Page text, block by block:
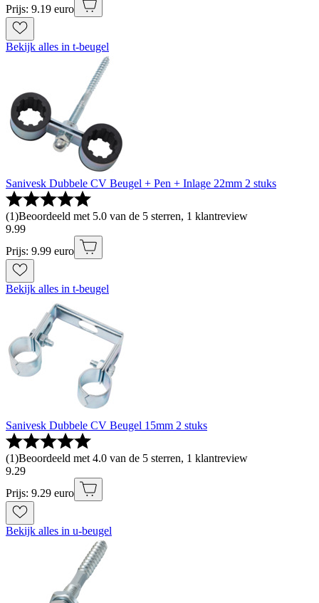
Prijs: 9.19 euro
Bekijk alles in t-beugel
Sanivesk Dubbele CV Beugel + Pen + Inlage 22mm 2 stuks
(1)Beoordeeld met 5.0 van de 5 sterren, 1 klantreview
9.99
Prijs: 9.99 euro
Bekijk alles in t-beugel
Sanivesk Dubbele CV Beugel 15mm 2 stuks
(1)Beoordeeld met 4.0 van de 5 sterren, 1 klantreview
9.29
Prijs: 9.29 euro
Bekijk alles in u-beugel